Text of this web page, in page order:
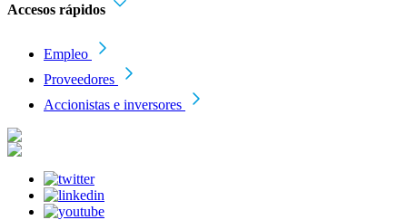
Accesos rápidos
Empleo
Proveedores
Accionistas e inversores